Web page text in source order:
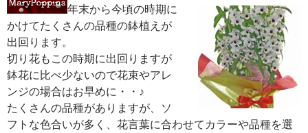
年末から今頃の時期に
かけてたくさんの品種の鉢植えが
出回ります。
切り花もこの時期に出回りますが
鉢花に比べ少ないので花束やアレ
ンジの場合はお早めに・・♪
たくさんの品種がありますが、ソ
フトな色合いが多く、花言葉に合わせてカラーや品種を選